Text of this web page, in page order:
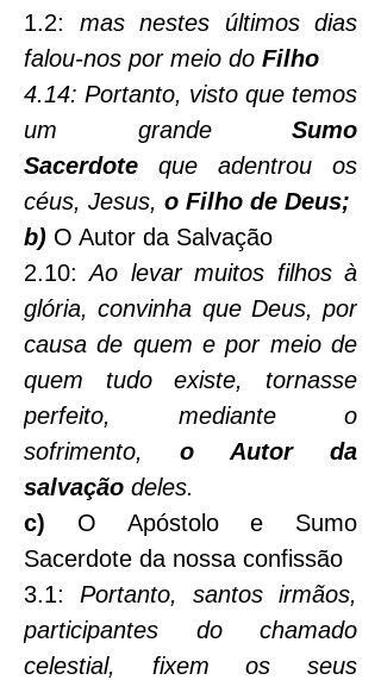
1.2: mas nestes últimos dias
falou-nos por meio do Filho
4.14: Portanto, visto que temos
um grande Sumo
Sacerdote que adentrou os
céus, Jesus, o Filho de Deus;
b) O Autor da Salvação
2.10: Ao levar muitos filhos à
glória, convinha que Deus, por
causa de quem e por meio de
quem tudo existe, tornasse
perfeito, mediante o
sofrimento, o Autor da
salvação deles.
c) O Apóstolo e Sumo
Sacerdote da nossa confissão
3.1: Portanto, santos irmãos,
participantes do chamado
celestial, fixem os seus